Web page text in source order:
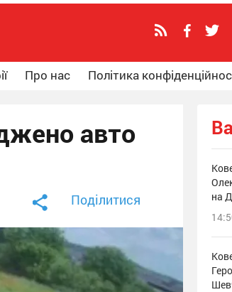
Про нас Політика
авто
Поділитися
на